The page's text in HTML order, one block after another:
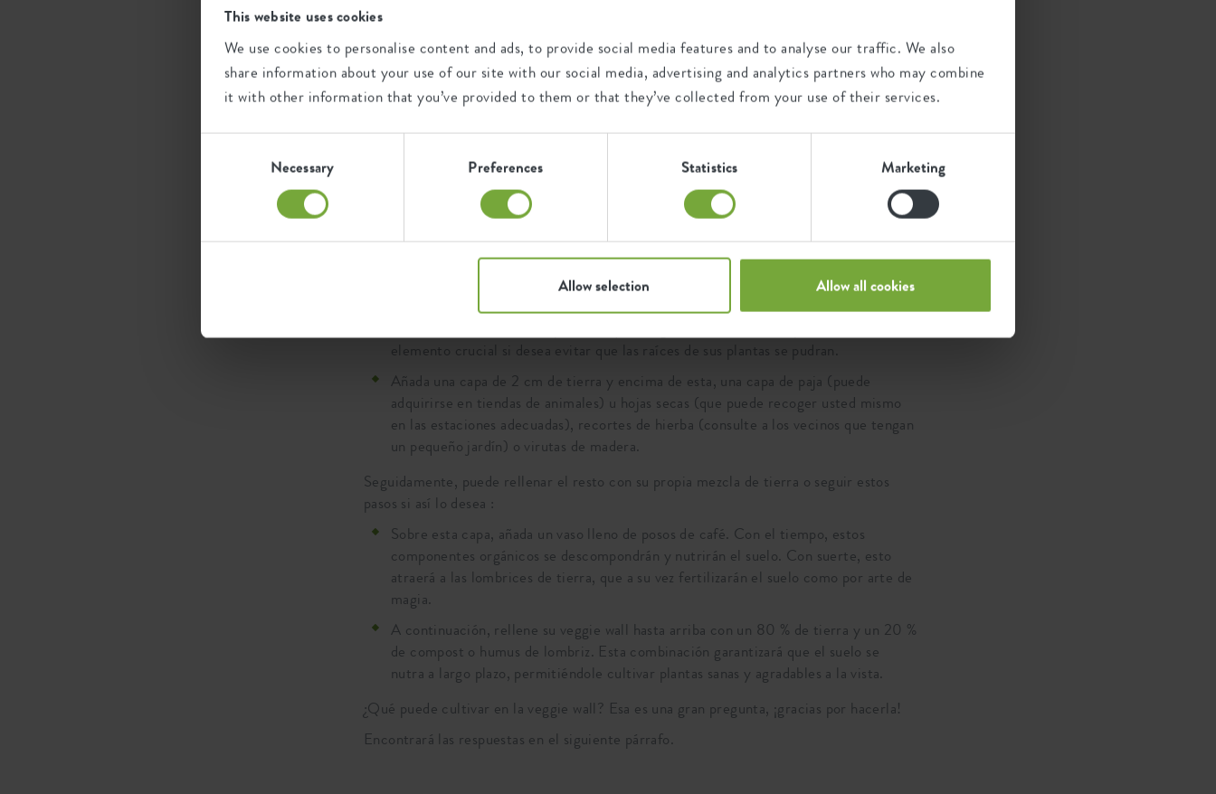
This website uses cookies
We use cookies to personalise content and ads, to provide social media features and to analyse our traffic. We also
share information about your use of our site with our social media, advertising and analytics partners who may combine
it with other information that you’ve provided to them or that they’ve collected from your use of their services.
Necessary Preferences Statistics Marketing
Allow selection Allow all cookies
Preparación paso a paso del suelo de la veggie wall
Permítame compartir con usted mi receta secreta; lo sé, soy terriblemente amable.
Coloque una capa de 2 cm de bolas de arcilla en la base de su veggie wall, creando
elemento crucial si desea evitar que las raíces de sus plantas se pudran.
Añada una capa de 2 cm de tierra y encima de esta, una capa de paja (puede
adquirirse en tiendas de animales) u hojas secas (que puede recoger usted mismo
en las estaciones adecuadas), recortes de hierba (consulte a los vecinos que tengan
un pequeño jardín) o virutas de madera.
Seguidamente, puede rellenar el resto con su propia mezcla de tierra o seguir estos
pasos si así lo desea :
Sobre esta capa, añada un vaso lleno de posos de café. Con el tiempo, estos
componentes orgánicos se descompondrán y nutrirán el suelo. Con suerte, esto
atraerá a las lombrices de tierra, que a su vez fertilizarán el suelo como por arte de
magia.
A continuación, rellene su veggie wall hasta arriba con un 80 % de tierra y un 20 %
de compost o humus de lombriz. Esta combinación garantizará que el suelo se
nutra a largo plazo, permitiéndole cultivar plantas sanas y agradables a la vista.
¿Qué puede cultivar en la veggie wall? Esa es una gran pregunta, ¡gracias por hacerla!
Encontrará las respuestas en el siguiente párrafo.